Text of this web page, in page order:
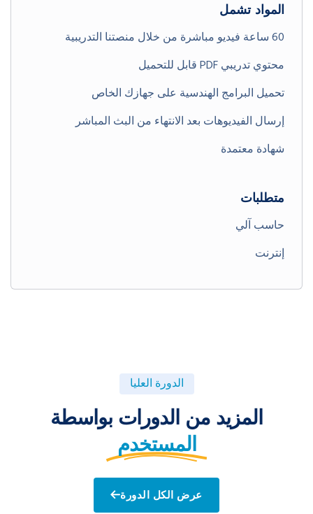
المواد تشمل
60 ساعة فيديو مباشرة من خلال منصتنا التدريبية
محتوي تدريبي PDF قابل للتحميل
تحميل البرامج الهندسية على جهازك الخاص
إرسال الفيديوهات بعد الانتهاء من البث المباشر
شهادة معتمدة
متطلبات
حاسب آلي
إنترنت
الدورة العليا
المزيد من الدورات بواسطة
المستخدم
عرض الكل الدورة